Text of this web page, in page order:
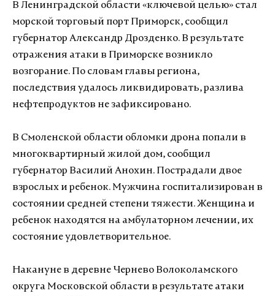
В Ленинградской области «ключевой целью» стал
морской торговый порт Приморск, сообщил
губернатор Александр Дрозденко. В результате
отражения атаки в Приморске возникло
возгорание. По словам главы региона,
последствия удалось ликвидировать, разлива
нефтепродуктов не зафиксировано.
В Смоленской области обломки дрона попали в
многоквартирный жилой дом, сообщил
губернатор Василий Анохин. Пострадали двое
взрослых и ребенок. Мужчина госпитализирован в
состоянии средней степени тяжести. Женщина и
ребенок находятся на амбулаторном лечении, их
состояние удовлетворительное.
Накануне в деревне Чернево Волоколамского
округа Московской области в результате атаки